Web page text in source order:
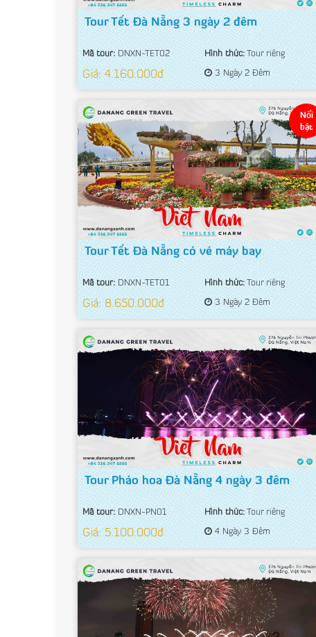
Tour Tết Đà Nẵng 3 ngày 2 đêm
Mã tour:DNXN-TET02 Hình thức:Tour riêng
Giá: 4.160.000đ 3 Ngày 2 Đêm
Nổi
bật
Tour Tết Đà Nẵng có vé máy bay
Mã tour:DNXN-TET01 Hình thức:Tour riêng
Giá: 8.650.000đ 3 Ngày 2 Đêm
Tour Pháo hoa Đà Nẵng 4 ngày 3 đêm
Mã tour:DNXN-PN01 Hình thức:Tour riêng
Giá: 5.100.000đ 4 Ngày 3 Đêm